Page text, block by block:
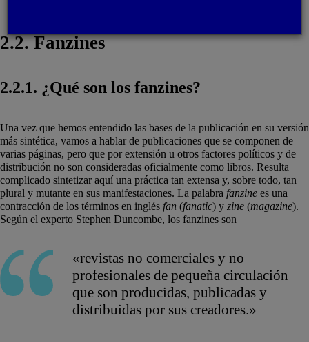
2.2. Fanzines
2.2.1. ¿Qué son los fanzines?
Una vez que hemos entendido las bases de la publicación en su versión
más sintética, vamos a hablar de publicaciones que se componen de
varias páginas, pero que por extensión u otros factores políticos y de
distribución no son consideradas oficialmente como libros. Resulta
complicado sintetizar aquí una práctica tan extensa y, sobre todo, tan
plural y mutante en sus manifestaciones. La palabra fanzine es una
contracción de los términos en inglés fan (fanatic) y zine (magazine).
Según el experto Stephen Duncombe, los fanzines son
«revistas no comerciales y no
profesionales de pequeña circulación
que son producidas, publicadas y
distribuidas por sus creadores.»